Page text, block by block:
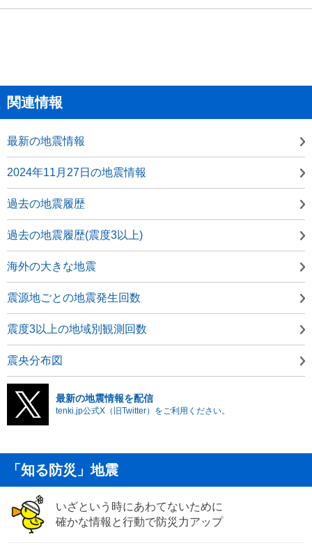
関連情報
最新の地震情報
2024年11月27日の地震情報
過去の地震履歴
過去の地震履歴(震度3以上)
海外の大きな地震
震源地ごとの地震発生回数
震度3以上の地域別観測回数
震央分布図
最新の地震情報を配信
tenki.jp公式X（旧Twitter）をご利用ください。
「知る防災」地震
いざという時にあわてないために
確かな情報と行動で防災力アップ